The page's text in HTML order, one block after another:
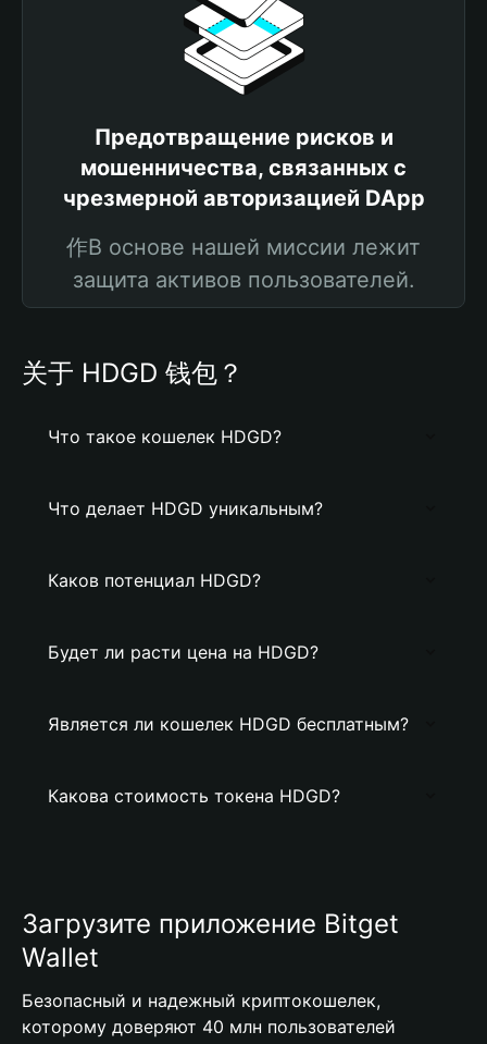
Предотвращение рисков и
мошенничества, связанных с
чрезмерной авторизацией DApp
作В основе нашей миссии лежит
защита активов пользователей.
关于 HDGD 钱包？
Что такое кошелек HDGD?
Что делает HDGD уникальным?
Каков потенциал HDGD?
Будет ли расти цена на HDGD?
Является ли кошелек HDGD бесплатным?
Какова стоимость токена HDGD?
Загрузите приложение Bitget
Wallet
Безопасный и надежный криптокошелек,
которому доверяют 40 млн пользователей